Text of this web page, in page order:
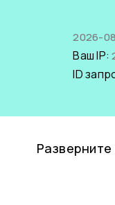
2026-
Ваш IP:
ID